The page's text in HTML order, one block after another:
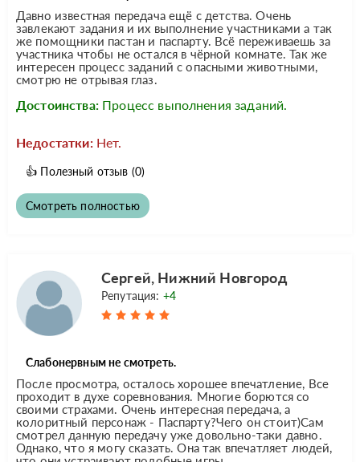
Давно известная передача ещё с детства. Очень
завлекают задания и их выполнение участниками а так
же помощники пастан и паспарту. Всё переживаешь за
участника чтобы не остался в чёрной комнате. Так же
интересен процесс заданий с опасными животными,
смотрю не отрывая глаз.
Достоинства: Процесс выполнения заданий.
Недостатки: Нет.
👍 Полезный отзыв (0)
Смотреть полностью
Сергей, Нижний Новгород
Репутация: +4
Слабонервным не смотреть.
После просмотра, осталось хорошее впечатление, Все
проходит в духе соревнования. Многие борются со
своими страхами. Очень интересная передача, а
колоритный персонаж - Паспарту?Чего он стоит)Сам
смотрел данную передачу уже довольно-таки давно.
Однако, что я могу сказать. Она так впечатляет людей,